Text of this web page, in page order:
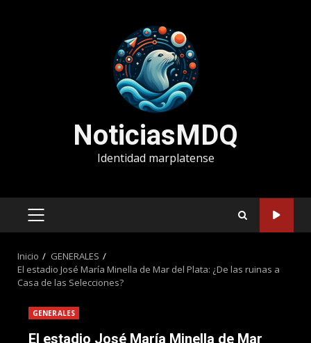
NoticiasMDQ
Identidad marplatense
MENÚ
Inicio
GENERALES
El estadio José María Minella de Mar del Plata: ¿De las ruinas a
Casa de las Selecciones?
GENERALES
El estadio José María Minella de Mar